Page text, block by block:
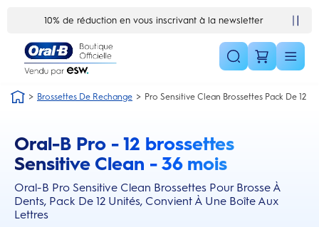
10% de réduction en vous inscrivant à la newsletter
Brossettes De Rechange Pro Sensitive Clean Brossettes Pack De 12
Oral-B Pro - 12 brossettes
Sensitive Clean - 36 mois
Oral-B Pro Sensitive Clean Brossettes Pour Brosse À
Dents, Pack De 12 Unités, Convient À Une Boîte Aux
Lettres
this action will scroll you to the reviews section